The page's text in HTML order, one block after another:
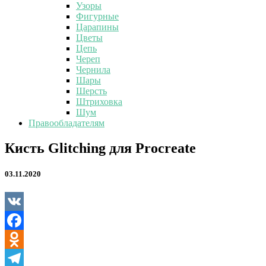
Узоры
Фигурные
Царапины
Цветы
Цепь
Череп
Чернила
Шары
Шерсть
Штриховка
Шум
Правообладателям
Кисть
Glitching
Procreate
Кисть Glitching для Procreate
03.11.2020
VK
Facebook
Odnoklassniki